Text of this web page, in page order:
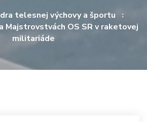
telesnej výchovy a športu
Majstrovstvách OS SR v raketovej
militariáde